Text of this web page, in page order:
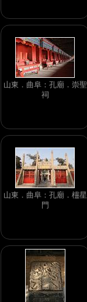
山東．曲阜：孔廟．崇聖
祠
山東．曲阜：孔廟．欞星
門